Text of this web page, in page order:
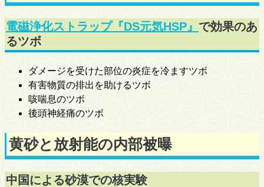
電磁浄化ストラップ『DS元気HSP』 で効果のあ
るツボ
ダメージを受けた部位の炎症を冷ますツボ
有害物質の排出を助けるツボ
咳喘息のツボ
後頭神経痛のツボ
黄砂と放射能の内部被曝
中国による砂漠での核実験